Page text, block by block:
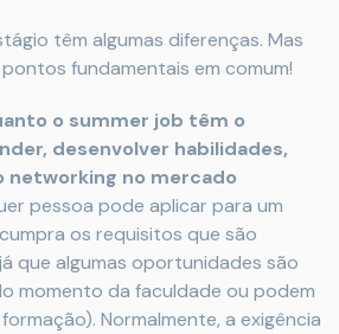
têm algumas diferenças. Mas
fundamentais em comum!
o summer job têm o
desenvolver habilidades,
networking no mercado
pessoa pode aplicar para um
os requisitos que são
que algumas oportunidades são
momento da faculdade ou podem
Normalmente, a exigência